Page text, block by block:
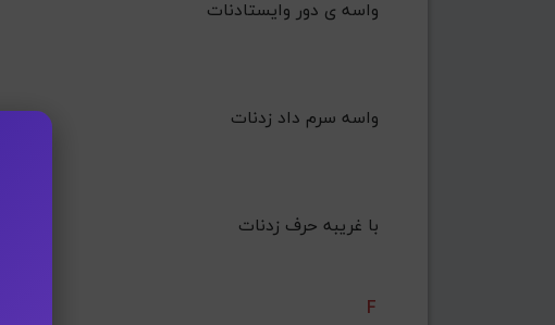
واﺳﻪ ی دور واﻳﺴﺘﺎدﻧﺎت
    واﺳﻪ ﺳﺮم داد زدﻧﺎت
ﺑﺎ ﻏﺮﻳﺒﻪ ﺣﺮف زدﻧﺎت
F